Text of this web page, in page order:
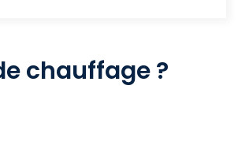
chauffage ?